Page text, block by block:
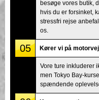
besøge vores butik,
hvis du er forsinket,
stressfri rejse
os.
05 Kører vi på
Vore ture inkluderer
men Tokyo Bay-
spændende